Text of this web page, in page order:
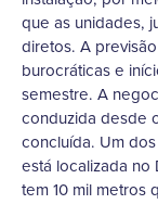
que as unidades,
diretos. A
burocráticas e
semestre. A
conduzida desde
concluída. Um
está localizada no
tem 10 mil metros